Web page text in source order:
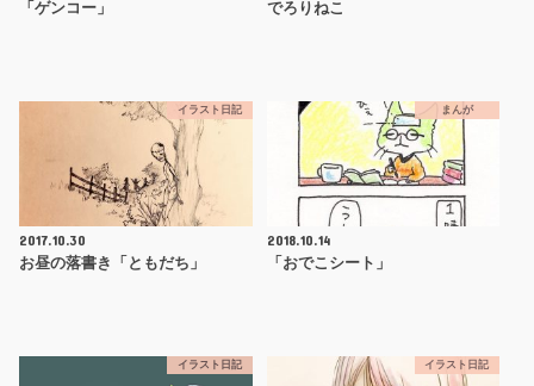
「ゲンコー」 でろりねこ
イラスト日記
2017.10.30
お昼の落書き「ともだち」
まんが
2018.10.14
「おでこシート」
イラスト日記 イラスト日記